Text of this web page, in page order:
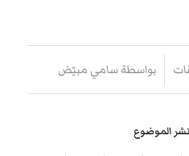
بواسطةسامي مبيّض
الموضوع